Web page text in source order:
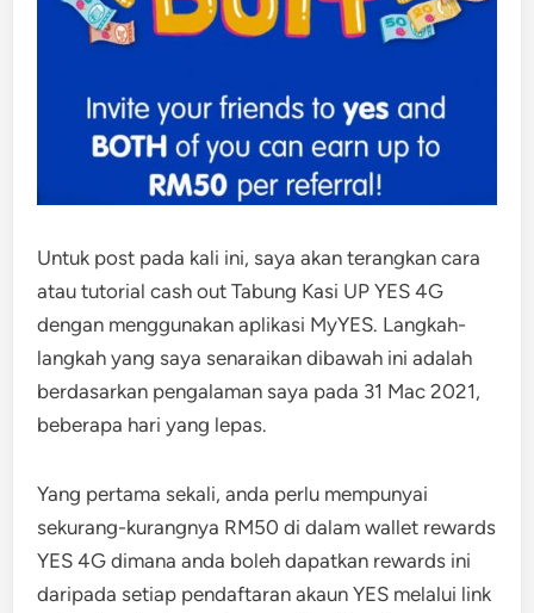
Untuk post pada kali ini, saya akan terangkan cara
atau tutorial cash out Tabung Kasi UP YES 4G
dengan menggunakan aplikasi MyYES. Langkah-
langkah yang saya senaraikan dibawah ini adalah
berdasarkan pengalaman saya pada 31 Mac 2021,
beberapa hari yang lepas.
Yang pertama sekali, anda perlu mempunyai
sekurang-kurangnya RM50 di dalam wallet rewards
YES 4G dimana anda boleh dapatkan rewards ini
daripada setiap pendaftaran akaun YES melalui link